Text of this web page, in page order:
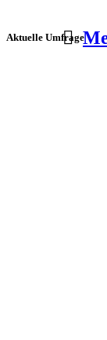
Aktuelle Umfrage